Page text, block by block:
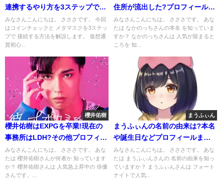
連携するやり方を3ステップで解
説!
みなさんこんにちは。 さささです。 今回
はコインチェックと メタマスクを3ステッ
プで 接続する方法を解説します。 仮想通
貨初心...
住所が流出した?プロフィールま
とめ!
みなさんこんにちは。 さささです。 あな
たは なかのっちさんの本名 を知っていま
すか？ なかのっちさんは 人気が留まると
ころを 知...
櫻井佑樹
櫻井佑樹はEXPGを卒業!現在の
事務所はLDH?その他プロフィー
ルを調査!
みなさんこんにちは。 さささです。 あな
たは 櫻井佑樹さんが何者か 知っています
か？ 櫻井佑樹さんは 人気急上昇中の 俳優
さんです。...
まうふぃん
まうふぃんの名前の由来は?本名
や誕生日などプロフィールまと
め!
みなさんこんにちは。 さささです。 あな
たは まうふぃんさんの 名前の由来を知っ
ていますか？ まうふぃんさんは フォート
ナイトで人気...